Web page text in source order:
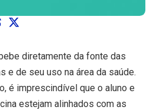
diretamente da fonte das
e de seu uso na área da saúde.
é imprescindível que o aluno e
estejam alinhados com as